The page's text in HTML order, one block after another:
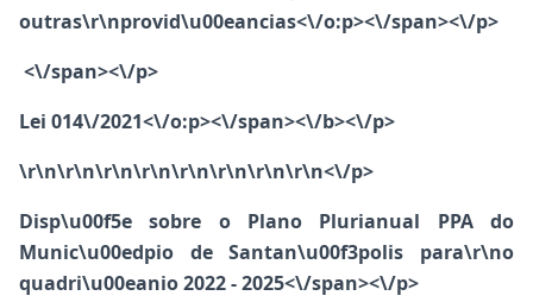
outras\r\nprovid\u00eancias<\/o:p><\/span><\/p>
<\/span><\/p>
Lei 014\/2021<\/o:p><\/span><\/b><\/p>
\r\n\r\n\r\n\r\n\r\n\r\n\r\n\r\n<\/p>
Disp\u00f5e sobre o Plano Plurianual PPA do
Munic\u00edpio de Santan\u00f3polis para\r\no
quadri\u00eanio 2022 - 2025<\/span><\/p>